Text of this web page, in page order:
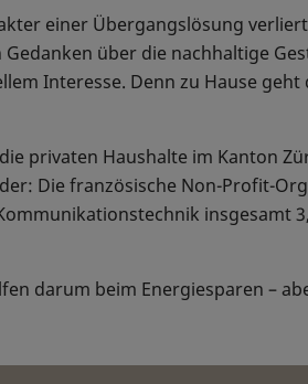
einer Übergangslösung
über die nachhaltige
Interesse. Denn zu Hause
privaten Haushalte im Kanton
Die französische Non-Profit-
insgesamt
darum beim Energiesparen –